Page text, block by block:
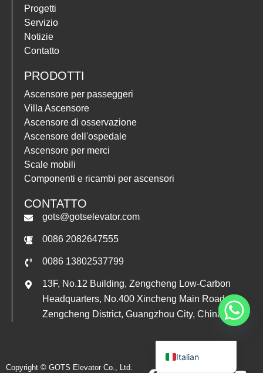
Progetti
Servizio
Notizie
Contatto
PRODOTTI
Ascensore per passeggeri
Villa Ascensore
Ascensore di osservazione
Ascensore dell'ospedale
Ascensore per merci
Scale mobili
Componenti e ricambi per ascensori
CONTATTO
gots@gotselevator.com
0086 2082647555
0086 13802537799
13F, No.12 Building, Zengcheng Low-Carbon
Headquarters, No.400 Xincheng Main Road,
Zengcheng District, Guangzhou City, China
Copyright © GOTS Elevator Co., Ltd.
F Y
X
Italian
French
Spanish
Arabic